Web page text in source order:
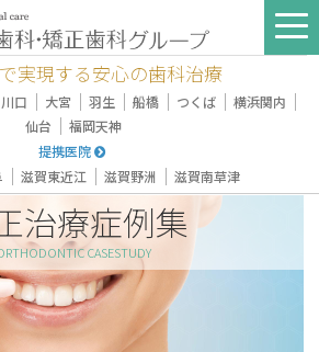
実現する安心の歯科治療
川口 ｜ 大宮 ｜ 羽生 ｜ 船橋 ｜ つくば ｜ 横浜関内 ｜
仙台 ｜ 福岡天神
提携医院
｜ 滋賀東近江 ｜ 滋賀野洲 ｜ 滋賀南草津
治療症例集
CASESTUDY